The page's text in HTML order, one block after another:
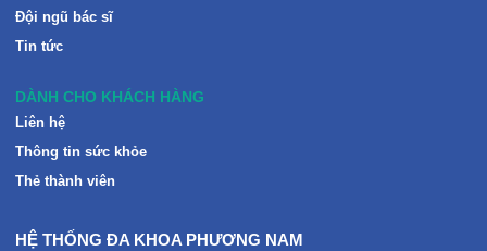
Đội ngũ bác sĩ
Tin tức
DÀNH CHO KHÁCH HÀNG
Liên hệ
Thông tin sức khỏe
Thẻ thành viên
HỆ THỐNG ĐA KHOA PHƯƠNG NAM